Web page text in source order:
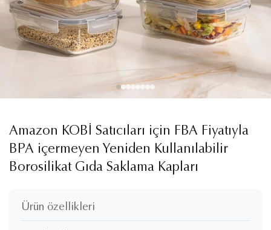
Amazon KOBİ Satıcıları için FBA Fiyatıyla
BPA içermeyen Yeniden Kullanılabilir
Borosilikat Gıda Saklama Kapları
Ürün özellikleri